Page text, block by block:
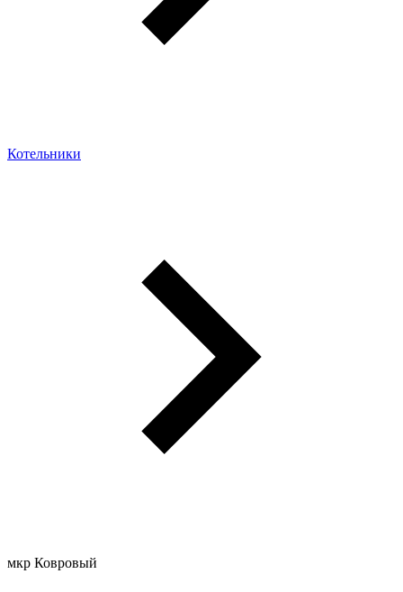
Котельники
мкр Ковровый